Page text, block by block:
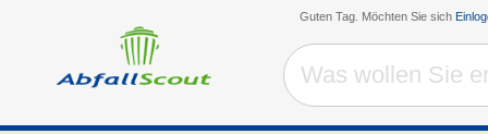
Guten Tag. Möchten Sie sich